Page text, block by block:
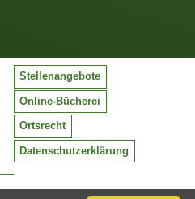
Stellenangebote
Online-Bücherei
Ortsrecht
Datenschutzerklärung